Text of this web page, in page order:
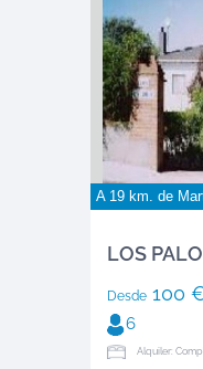
A 19 km. de
LOS
Desde100
6
Alquiler: